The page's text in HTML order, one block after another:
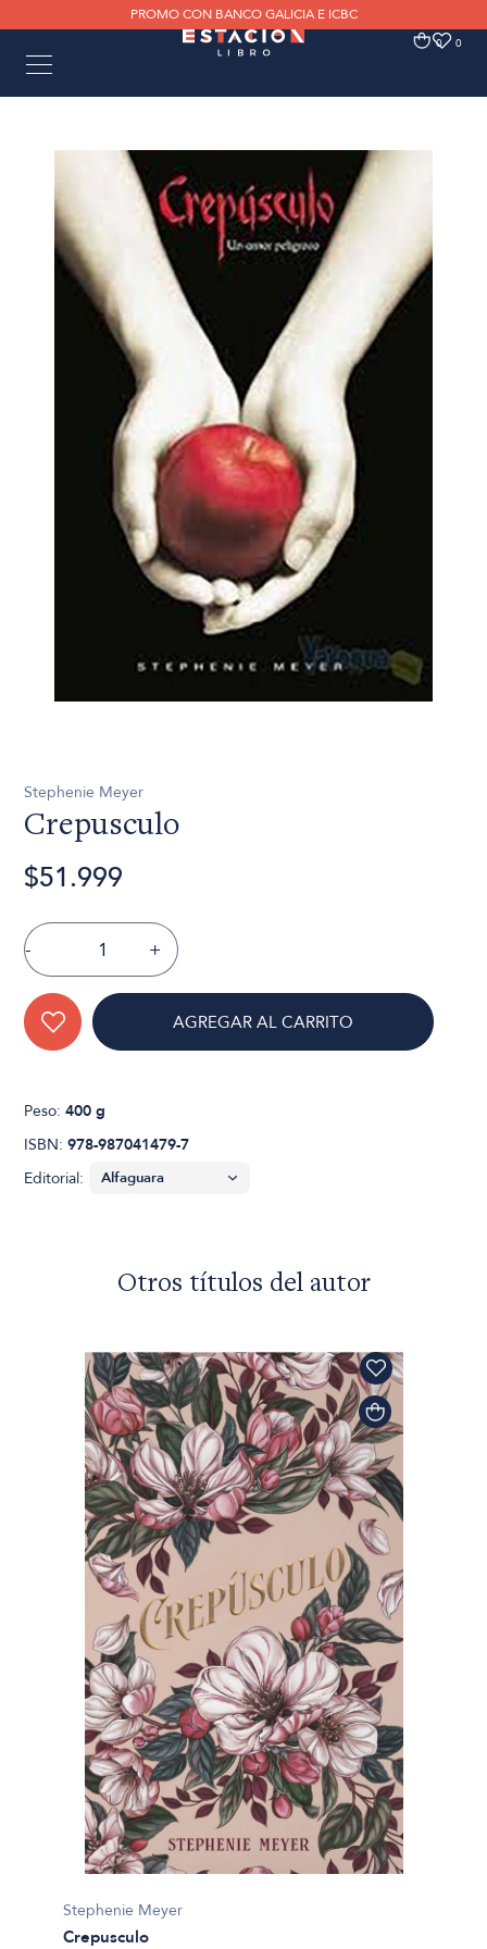
PROMO CON BANCO GALICIA E ICBC
0 0
Stephenie Meyer
Crepusculo
$51.999
- +
AGREGAR AL CARRITO
Peso:400 g
ISBN:978-987041479-7
Editorial:
Otros títulos del autor
Stephenie Meyer
Crepusculo